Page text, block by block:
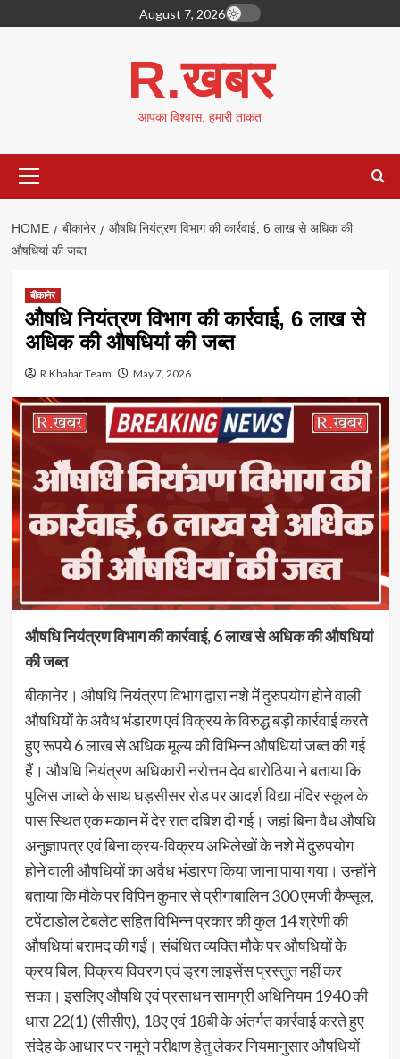
to
August 7, 2026
R.खबर
आपका विश्वास, हमारी ताकत
Menu
HOME बीकानेर
औषधि नियंत्रण विभाग की कार्रवाई, 6 लाख से अधिक की
औषधियां की जब्त
बीकानेर
औषधि नियंत्रण विभाग की कार्रवाई, 6 लाख से
अधिक की औषधियां की जब्त
R.Khabar Team May 7, 2026
औषधि नियंत्रण विभाग की कार्रवाई, 6 लाख से अधिक की औषधियां
की जब्त
बीकानेर। औषधि नियंत्रण विभाग द्वारा नशे में दुरुपयोग होने वाली
औषधियों के अवैध भंडारण एवं विक्रय के विरुद्ध बड़ी कार्रवाई करते
हुए रूपये 6 लाख से अधिक मूल्य की विभिन्न औषधियां जब्त की गई
हैं। औषधि नियंत्रण अधिकारी नरोत्तम देव बारोठिया ने बताया कि
पुलिस जाब्ते के साथ घड़सीसर रोड पर आदर्श विद्या मंदिर स्कूल के
पास स्थित एक मकान में देर रात दबिश दी गई। जहां बिना वैध औषधि
अनुज्ञापत्र एवं बिना क्रय-विक्रय अभिलेखों के नशे में दुरुपयोग
होने वाली औषधियों का अवैध भंडारण किया जाना पाया गया। उन्होंने
बताया कि मौके पर विपिन कुमार से प्रीगाबालिन 300 एमजी कैप्सूल,
टपेंटाडोल टेबलेट सहित विभिन्न प्रकार की कुल 14 श्रेणी की
औषधियां बरामद की गईं। संबंधित व्यक्ति मौके पर औषधियों के
क्रय बिल, विक्रय विवरण एवं ड्रग लाइसेंस प्रस्तुत नहीं कर
सका। इसलिए औषधि एवं प्रसाधन सामग्री अधिनियम 1940 की
धारा 22(1) (सीसीए), 18ए एवं 18बी के अंतर्गत कार्रवाई करते हुए
संदेह के आधार पर नमूने परीक्षण हेतु लेकर नियमानुसार औषधियों